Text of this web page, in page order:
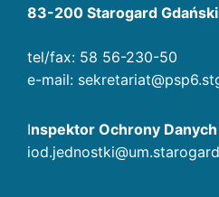
83-200 Starogard Gdański
tel/fax: 58 56-230-50
e-mail:
Inspektor Ochrony